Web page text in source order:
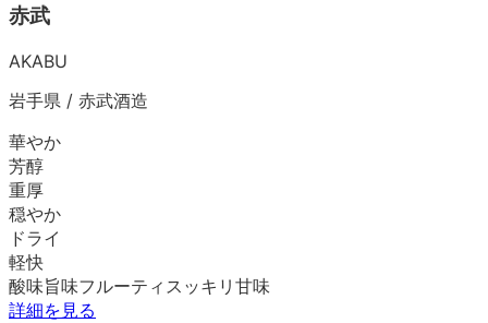
赤武
AKABU
岩手県 / 赤武酒造
華やか
芳醇
重厚
穏やか
ドライ
軽快
酸味旨味フルーティ スッキリ 甘味
詳細を見る